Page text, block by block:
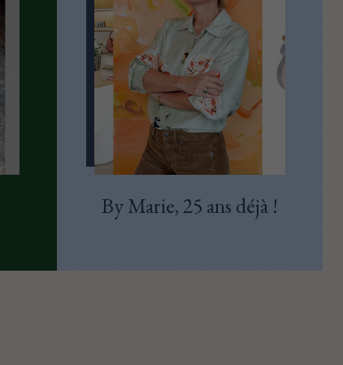
By Marie, 25 ans déjà !